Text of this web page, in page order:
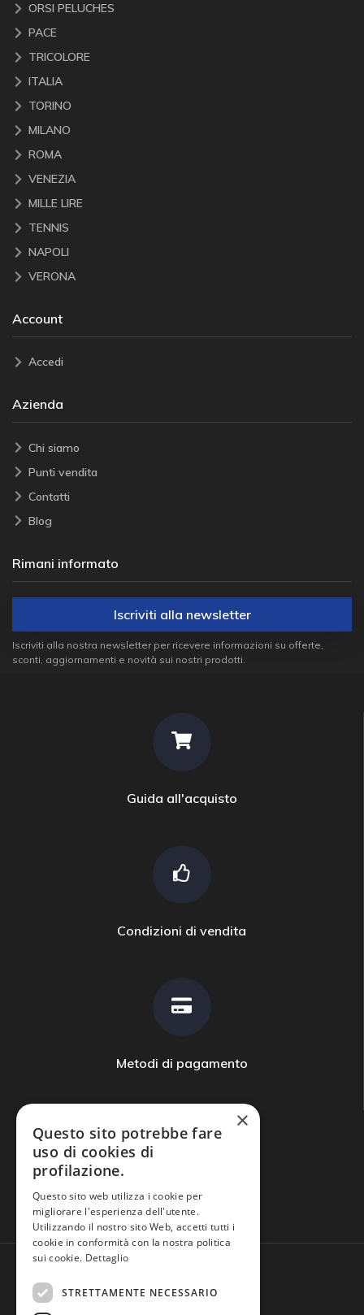
ORSI PELUCHES
PACE
TRICOLORE
ITALIA
TORINO
MILANO
ROMA
VENEZIA
MILLE LIRE
TENNIS
NAPOLI
VERONA
Account
Accedi
Azienda
Chi siamo
Punti vendita
Contatti
Blog
Rimani informato
Iscriviti alla newsletter
Iscriviti alla nostra newsletter per ricevere informazioni su offerte,
sconti, aggiornamenti e novità sui nostri prodotti.
Guida all'acquisto
Condizioni di vendita
Metodi di pagamento
Domande frequenti
×
Questo sito potrebbe fare
uso di cookies di
profilazione.
Questo sito web utilizza i cookie per
migliorare l'esperienza dell'utente.
Utilizzando il nostro sito Web, accetti tutti i
cookie in conformità con la nostra politica
sui cookie. Dettaglio
STRETTAMENTE NECESSARIO